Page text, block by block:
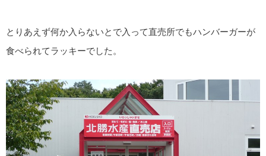
とりあえず何か入らないとで入って直売所でもハンバーガーが
食べられてラッキーでした。